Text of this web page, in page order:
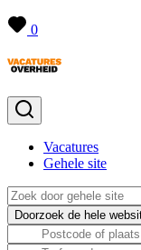
0
Vacatures
Gehele site